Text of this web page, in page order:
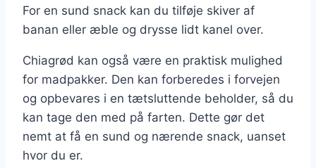
For en sund snack kan du tilføje skiver af
banan eller æble og drysse lidt kanel over.
Chiagrød kan også være en praktisk mulighed
for madpakker. Den kan forberedes i forvejen
og opbevares i en tætsluttende beholder, så du
kan tage den med på farten. Dette gør det
nemt at få en sund og nærende snack, uanset
hvor du er.